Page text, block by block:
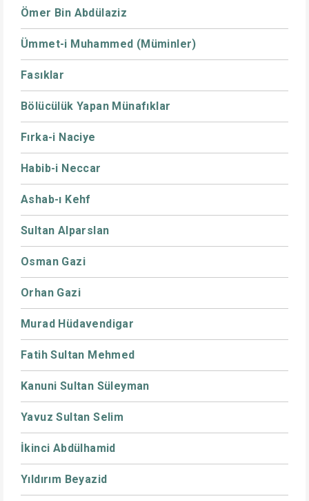
Ömer Bin Abdülaziz
Ümmet-i Muhammed (Müminler)
Fasıklar
Bölücülük Yapan Münafıklar
Fırka-i Naciye
Habib-i Neccar
Ashab-ı Kehf
Sultan Alparslan
Osman Gazi
Orhan Gazi
Murad Hüdavendigar
Fatih Sultan Mehmed
Kanuni Sultan Süleyman
Yavuz Sultan Selim
İkinci Abdülhamid
Yıldırım Beyazid